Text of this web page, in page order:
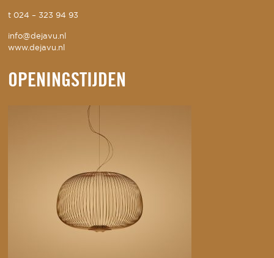
t024 – 323 94 93
info@dejavu.nl
www.dejavu.nl
OPENINGSTIJDEN